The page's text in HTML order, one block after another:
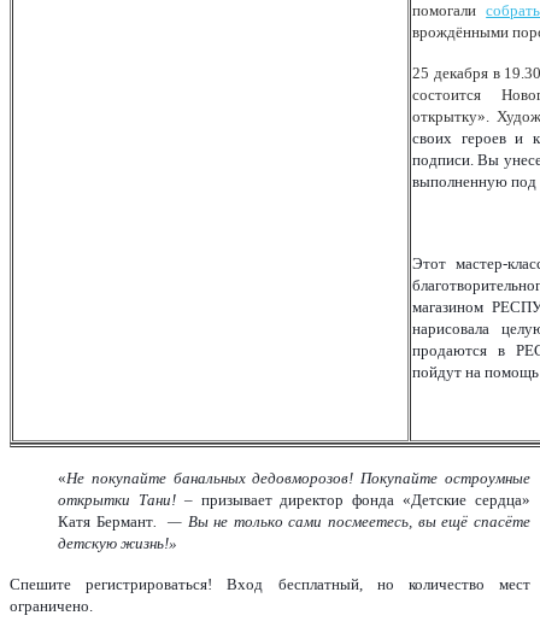
помогали
врождёнными
25 декабря в
состоится
открытку».
своих героев и
подписи. Вы
выполненную под
Этот мастер-
магазином
нарисовала
продаются в
пойдут на
«Не покупайте банальных дедовморозов! Покупайте остроумные
открытки Тани! – призывает директор фонда «Детские сердца»
Катя Бермант. — Вы не только сами посмеетесь, вы ещё спасёте
детскую жизнь!»
Спешите регистрироваться! Вход бесплатный, но количество мест
ограничено.